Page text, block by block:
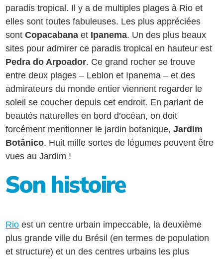
paradis tropical. Il y a de multiples plages à Rio et
elles sont toutes fabuleuses. Les plus appréciées
sontCopacabana et Ipanema. Un des plus beaux
sites pour admirer ce paradis tropical en hauteur est
Pedra do Arpoador. Ce grand rocher se trouve
entre deux plages – Leblon et Ipanema – et des
admirateurs du monde entier viennent regarder le
soleil se coucher depuis cet endroit. En parlant de
beautés naturelles en bord d’océan, on doit
forcément mentionner le jardin botanique,Jardim
Botânico. Huit mille sortes de légumes peuvent être
vues au Jardim !
Son histoire
Rio est un centre urbain impeccable, la deuxième
plus grande ville du Brésil (en termes de population
et structure) et un des centres urbains les plus